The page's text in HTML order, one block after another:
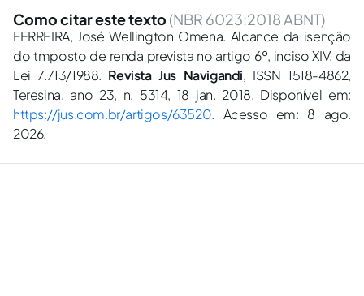
Como citar este texto (NBR 6023:2018 ABNT)
FERREIRA, José Wellington Omena. Alcance da isenção
do tmposto de renda prevista no artigo 6º, inciso XIV, da
Lei 7.713/1988. Revista Jus Navigandi, ISSN 1518-4862,
Teresina, ano 23, n. 5314, 18 jan. 2018. Disponível em:
https://jus.com.br/artigos/63520. Acesso em: 8 ago.
2026.